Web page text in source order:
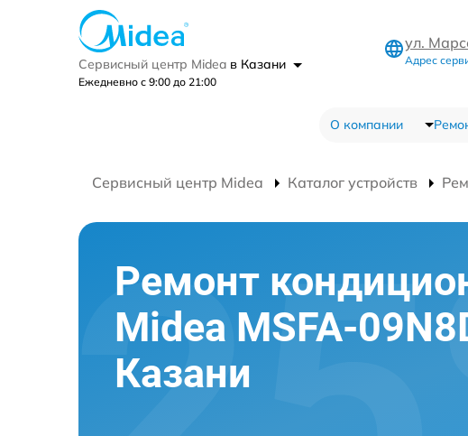
Сервисный центр Midea в Казани
Ежедневно с 9:00 до 21:00
ул.
Адрес
О компании
Сервисный центр Midea Каталог устройств
Ремонт
Midea MSFA-
Казани